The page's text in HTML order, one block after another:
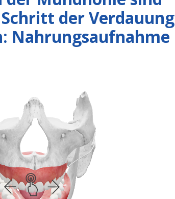
der Verdauung
Nahrungsaufnahme